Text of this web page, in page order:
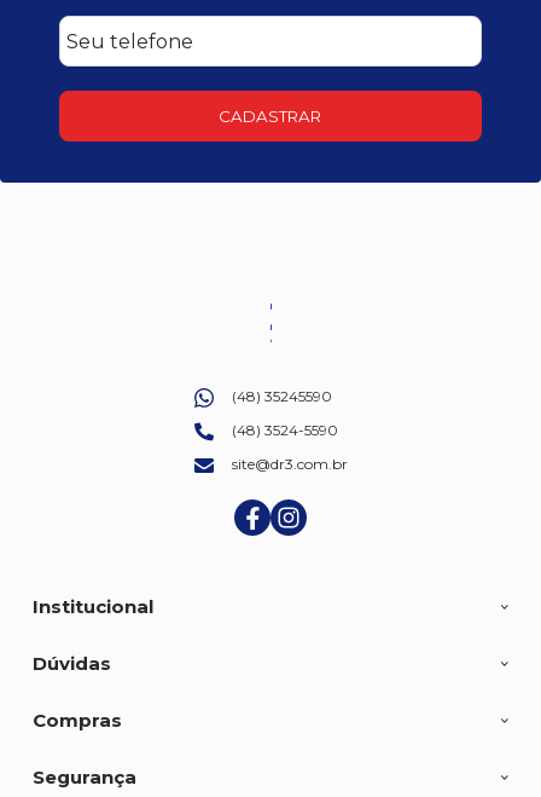
CADASTRAR
(48) 35245590
(48) 3524-5590
site@dr3.com.br
Institucional
Dúvidas
Compras
Segurança